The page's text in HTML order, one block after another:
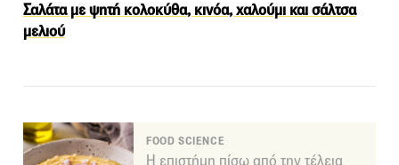
Σαλάτα με ψητή κολοκύθα, κινόα, χαλούμι και σάλτσα
μελιού
FOOD SCIENCE
Η επιστήμη πίσω από την τέλεια